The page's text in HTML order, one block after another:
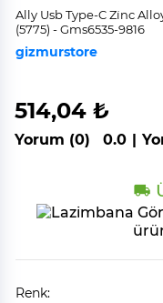
Ally Usb Type-C Zi̇nc
(5775) - Gms6535-9816
gizmurstore
514,04 ₺
Yorum (0) 0.0 |
Renk: